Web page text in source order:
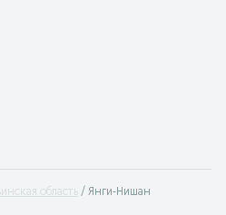
область Янги-Нишан